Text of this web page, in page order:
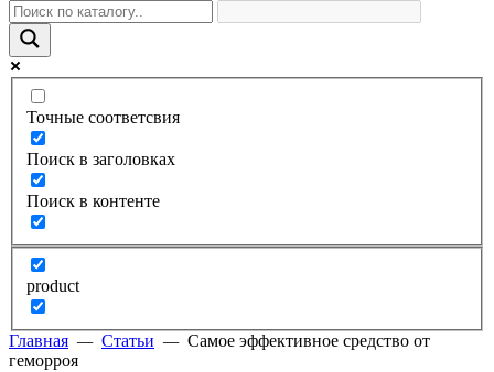
Точные соответсвия
Поиск в заголовках
Поиск в контенте
product
Главная — Статьи — Самое эффективное средство от
геморроя